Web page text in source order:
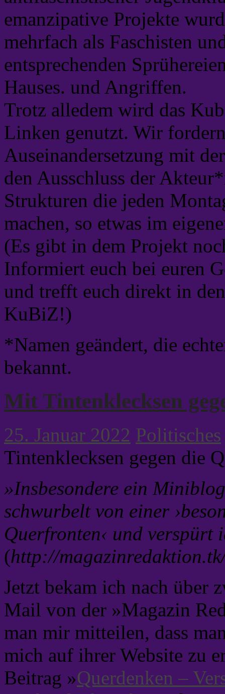
emanzipative Projekte
mehrfach als Faschisten
entsprechenden
Hauses. und Angriffen.
Trotz alledem wird das
Linken genutzt. Wir
Auseinandersetzung mit
den Ausschluss der
Strukturen die jeden
machen, so etwas im
(Es gibt in dem Projekt
Informiert euch bei euren
und trefft euch direkt in
KuBiZ!)
*Namen geändert, die
bekannt.
Mit Tintenklecksen
25. Januar 2022 Politisches
Tintenklecksen gegen die
»Insbesondere ein
schwurbelt von einer
Querfronten‹ und verspürt
(http://
Jetzt bekam ich nach über
Mail von der »Magazin
man mir mitteilen, dass
mich auf ihrer Website zu
Beitrag »Querdenken –